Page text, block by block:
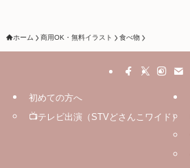
ホーム 商用OK・無料イラスト 食べ物
初めての方へ
📺テレビ出演（STVどさんこワイド）